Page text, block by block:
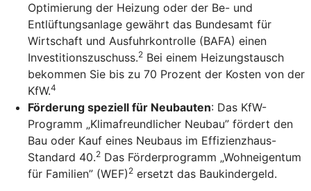
Optimierung der Heizung oder der Be- und
Entlüftungsanlage gewährt das Bundesamt für
Wirtschaft und Ausfuhrkontrolle (BAFA) einen
Investitionszuschuss.2 Bei einem Heizungstausch
bekommen Sie bis zu 70 Prozent der Kosten von der
KfW.4
Förderung speziell für Neubauten: Das KfW-
Programm „Klimafreundlicher Neubau” fördert den
Bau oder Kauf eines Neubaus im Effizienzhaus-
Standard 40.2 Das Förderprogramm „Wohneigentum
für Familien” (WEF) 2 ersetzt das Baukindergeld.